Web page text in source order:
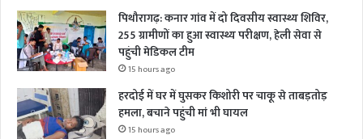
पिथौरागढ़: कनार गांव में दो दिवसीय स्वास्थ्य शिविर,
255 ग्रामीणों का हुआ स्वास्थ्य परीक्षण, हेली सेवा से
पहुंची मेडिकल टीम
15 hours ago
हरदोई में घर में घुसकर किशोरी पर चाकू से ताबड़तोड़
हमला, बचाने पहुंची मां भी घायल
15 hours ago